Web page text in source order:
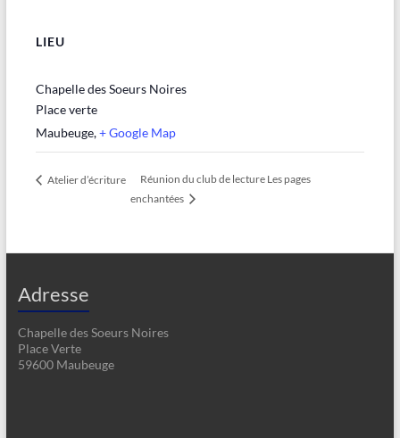
LIEU
Chapelle des Soeurs Noires
Place verte
Maubeuge,+ Google Map
Atelier d’écriture
Réunion du club de lecture Les pages
enchantées
Adresse
Chapelle des Soeurs Noires
Place Verte
59600 Maubeuge